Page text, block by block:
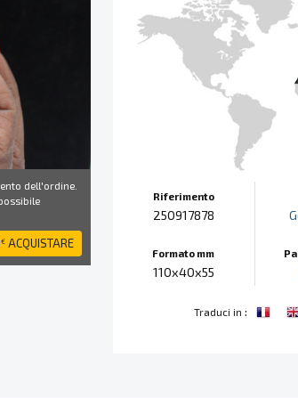
dell'ordine.
€ ACQUISTARE
Riferimento
250917878
Formato mm
110x40x55
Traduci in :